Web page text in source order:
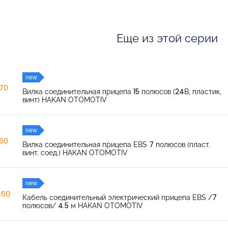
Еще из этой серии
new
Вилка соединительная прицепа 15 полюсов (24В, пластик,
винт) HAKAN OTOMOTIV
new
Вилка соединительная прицепа EBS 7 полюсов (пласт.
винт. соед.) HAKAN OTOMOTIV
new
Кабель соединительный электрический прицепа EBS /7
полюсов/ 4.5 м HAKAN OTOMOTIV